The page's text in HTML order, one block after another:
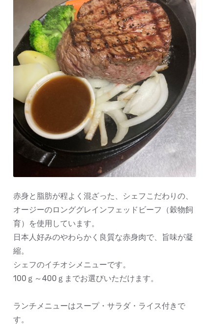
赤身と脂肪が程よく混ざった、シェフこだわりの、
オージーのロンググレインフェッドビーフ（穀物飼
育）を使用しています。
日本人好みのやわらかく良質な赤身肉で、旨味が凝
縮。
シェフのイチオシメニューです。
100ｇ～400ｇまでお選びいただけます。
ランチメニューはスープ・サラダ・ライス付きで
す。